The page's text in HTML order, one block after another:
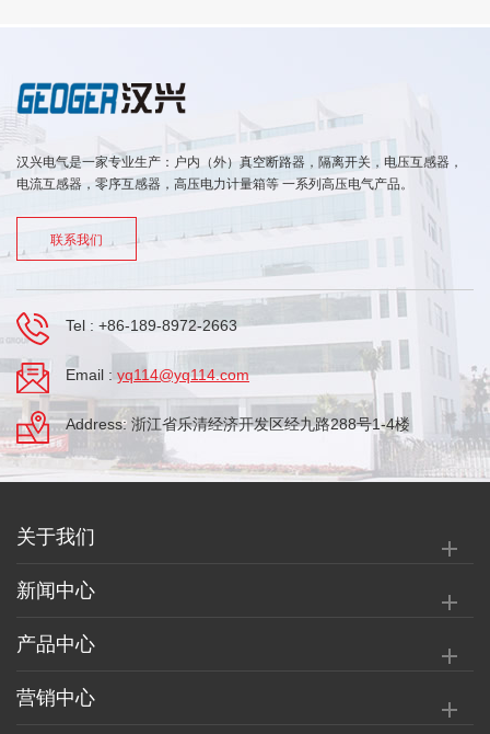
汉兴电气是一家专业生产：户内（外）真空断路器，隔离开关，电压互感器，
电流互感器，零序互感器，高压电力计量箱等 一系列高压电气产品。
联系我们
Tel : +86-189-8972-2663
Email : yq114@yq114.com
Address: 浙江省乐清经济开发区经九路288号1-4楼
关于我们
新闻中心
产品中心
营销中心